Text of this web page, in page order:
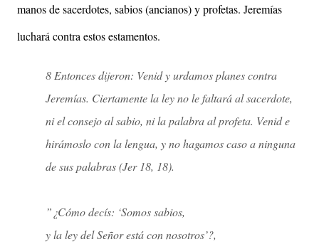
manos de sacerdotes, sabios (ancianos) y profetas. Jeremías
luchará contra estos estamentos.
8 Entonces dijeron: Venid y urdamos planes contra
Jeremías. Ciertamente la ley no le faltará al sacerdote,
ni el consejo al sabio, ni la palabra al profeta. Venid e
hirámoslo con la lengua, y no hagamos caso a ninguna
de sus palabras (Jer 18, 18).
”¿Cómo decís: ‘Somos sabios,
y la ley del Señor está con nosotros’?,